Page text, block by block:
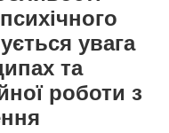
увага
та
роботи з